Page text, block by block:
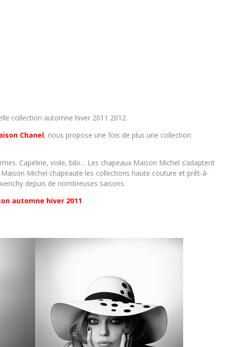
collection automne hiver 2011 2012.
Chanel, nous propose une fois de plus une collection
Capeline, voile, bibi… Les chapeaux Maison Michel s’adaptent
Michel chapeaute les collections haute couture et prêt-à-
depuis de nombreuses saisons.
automne hiver 2011.